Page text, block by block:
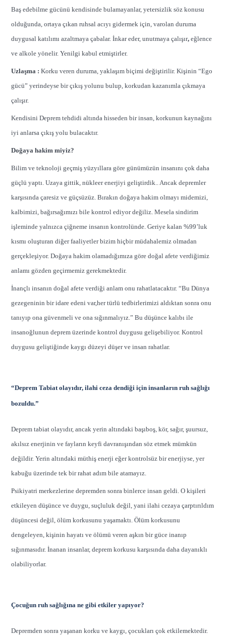
Baş edebilme gücünü kendisinde bulamayanlar, yetersizlik söz konusu
olduğunda, ortaya çıkan ruhsal acıyı gidermek için, varolan duruma
duygusal katılımı azaltmaya çabalar. İnkar eder, unutmaya çalışır, eğlence
ve alkole yönelir. Yenilgi kabul etmiştirler.
Uzlaşma : Korku veren duruma, yaklaşım biçimi değiştirilir. Kişinin “Ego
gücü” yerindeyse bir çıkış yolunu bulup, korkudan kazanımla çıkmaya
çalışır.
Kendisini Deprem tehdidi altında hisseden bir insan, korkunun kaynağını
iyi anlarsa çıkış yolu bulacaktır.
Doğaya hakim miyiz?
Bilim ve teknoloji geçmiş yüzyıllara göre günümüzün insanını çok daha
güçlü yaptı. Uzaya gittik, nükleer enerjiyi geliştirdik.. Ancak depremler
karşısında çaresiz ve güçsüzüz. Bırakın doğaya hakim olmayı midemizi,
kalbimizi, bağırsağımızı bile kontrol ediyor değiliz. Mesela sindirim
işleminde yalnızca çiğneme insanın kontrolünde. Geriye kalan %99’luk
kısmı oluşturan diğer faaliyetler bizim hiçbir müdahalemiz olmadan
gerçekleşiyor. Doğaya hakim olamadığımıza göre doğal afete verdiğimiz
anlamı gözden geçirmemiz gerekmektedir.
İnançlı insanın doğal afete verdiği anlam onu rahatlatacaktır. “Bu Dünya
gezegeninin bir idare edeni var,her türlü tedbirlerimizi aldıktan sonra onu
tanıyıp ona güvenmeli ve ona sığınmalıyız.” Bu düşünce kalıbı ile
insanoğlunun deprem üzerinde kontrol duygusu gelişebiliyor. Kontrol
duygusu geliştiğinde kaygı düzeyi düşer ve insan rahatlar.
“Deprem Tabiat olayıdır, ilahi ceza dendiği için insanların ruh sağlığı
bozuldu.”
Deprem tabiat olayıdır, ancak yerin altındaki başıboş, kör, sağır, şuursuz,
akılsız enerjinin ve fayların keyfi davranışından söz etmek mümkün
değildir. Yerin altındaki müthiş enerji eğer kontrolsüz bir enerjiyse, yer
kabuğu üzerinde tek bir rahat adım bile atamayız.
Psikiyatri merkezlerine depremden sonra binlerce insan geldi. O kişileri
etkileyen düşünce ve duygu, suçluluk değil, yani ilahi cezaya çarptırıldım
düşüncesi değil, ölüm korkusunu yaşamaktı. Ölüm korkusunu
dengeleyen, kişinin hayatı ve ölümü veren aşkın bir güce inanıp
sığınmasıdır. İnanan insanlar, deprem korkusu karşısında daha dayanıklı
olabiliyorlar.
Çocuğun ruh sağlığına ne gibi etkiler yapıyor?
Depremden sonra yaşanan korku ve kaygı, çocukları çok etkilemektedir.